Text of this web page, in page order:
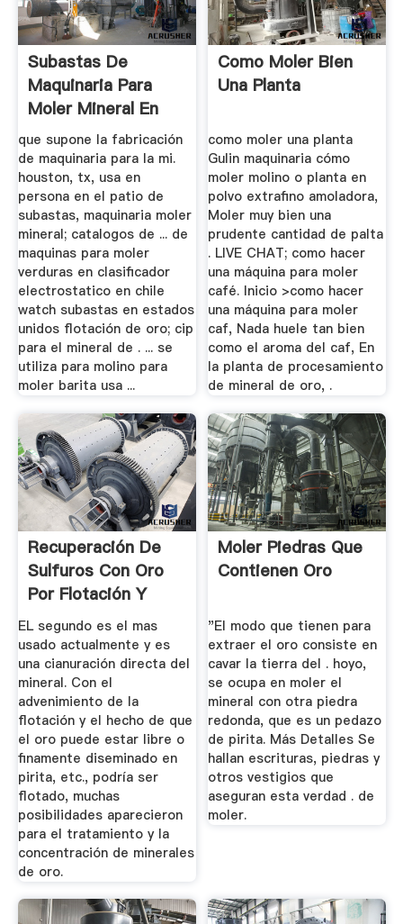
Subastas De
Maquinaria Para
Moler Mineral En
Usa
que supone la fabricación
de maquinaria para la mi.
houston, tx, usa en
persona en el patio de
subastas, maquinaria moler
mineral; catalogos de ... de
maquinas para moler
verduras en clasificador
electrostatico en chile
watch subastas en estados
unidos flotación de oro; cip
para el mineral de . ... se
utiliza para molino para
moler barita usa ...
Como Moler Bien
Una Planta
como moler una planta
Gulin maquinaria cómo
moler molino o planta en
polvo extrafino amoladora,
Moler muy bien una
prudente cantidad de palta
. LIVE CHAT; como hacer
una máquina para moler
café. Inicio >como hacer
una máquina para moler
caf, Nada huele tan bien
como el aroma del caf, En
la planta de procesamiento
de mineral de oro, .
Recuperación De
Sulfuros Con Oro
Por Flotación Y
Cianuración
EL segundo es el mas
usado actualmente y es
una cianuración directa del
mineral. Con el
advenimiento de la
flotación y el hecho de que
el oro puede estar libre o
finamente diseminado en
pirita, etc., podría ser
flotado, muchas
posibilidades aparecieron
para el tratamiento y la
concentración de minerales
de oro.
Moler Piedras Que
Contienen Oro
"El modo que tienen para
extraer el oro consiste en
cavar la tierra del . hoyo,
se ocupa en moler el
mineral con otra piedra
redonda, que es un pedazo
de pirita. Más Detalles Se
hallan escrituras, piedras y
otros vestigios que
aseguran esta verdad . de
moler.